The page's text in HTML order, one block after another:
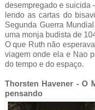
desempregado e suicida
lendo as cartas do
Segunda Guerra
uma monja budista de
O que Ruth não
viagem onde ela e Nao
do tempo e do espaço.
Thorsten Havener - O
pensando